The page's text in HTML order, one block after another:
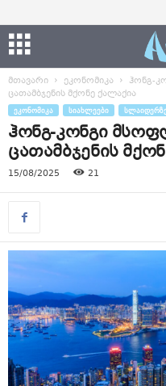
მთავარი ეკონომიკა
ჰონგ-
ცათამბჯენის მქონე ქალაქია
ᲔᲙᲝᲜᲝᲛᲘᲙᲐ ᲡᲘᲐᲮᲚᲔᲔᲑᲘ
ჰონგ-კონგი
ცათამბჯენის
15/08/2025 21